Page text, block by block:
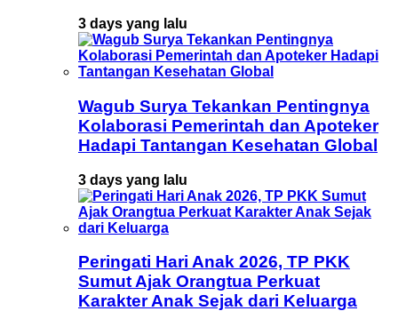
3 days yang lalu
Wagub Surya Tekankan Pentingnya
Kolaborasi Pemerintah dan Apoteker
Hadapi Tantangan Kesehatan Global
3 days yang lalu
Peringati Hari Anak 2026, TP PKK
Sumut Ajak Orangtua Perkuat
Karakter Anak Sejak dari Keluarga